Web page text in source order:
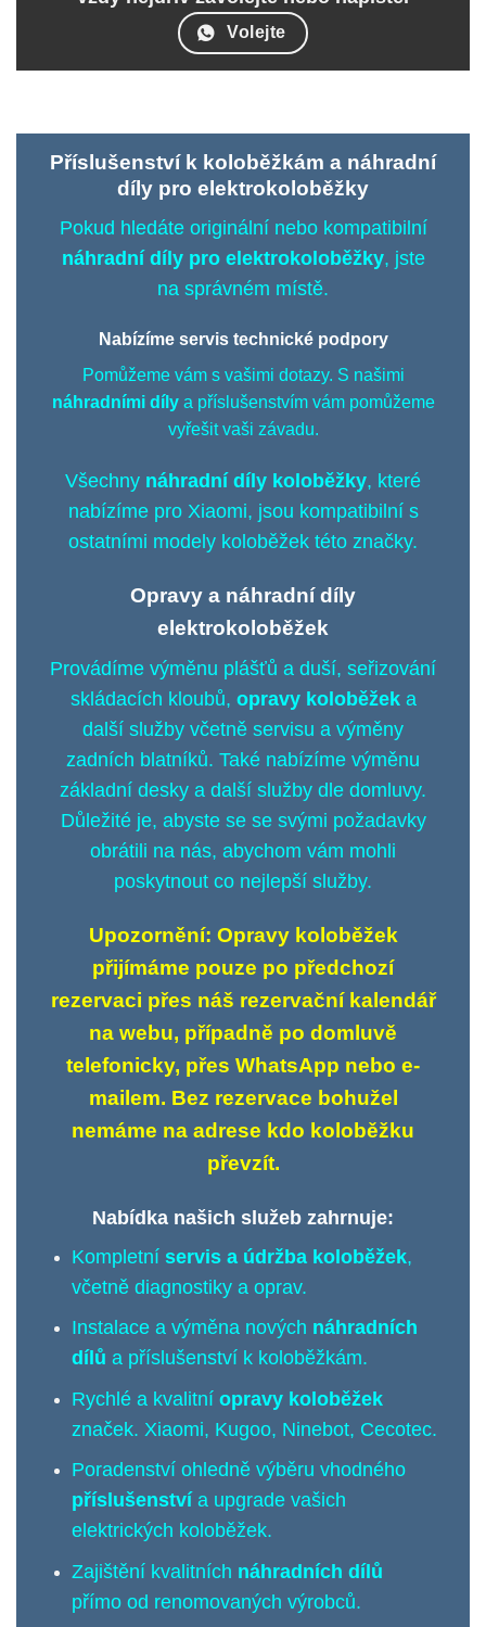
Volejte
Příslušenství k koloběžkám a náhradní
díly pro elektrokoloběžky
Pokud hledáte originální nebo kompatibilní
náhradní díly pro elektrokoloběžky, jste
na správném místě.
Nabízímeservistechnické podpory
Pomůžeme vám s vašimi dotazy. S našimi
náhradními dílya příslušenstvím vám pomůžeme
vyřešit vaši závadu.
Všechny náhradní díly koloběžky, které
nabízíme pro Xiaomi, jsou kompatibilní s
ostatními modely koloběžek této značky.
Opravy a náhradní díly
elektrokoloběžek
Provádíme výměnu plášťů a duší, seřizování
skládacích kloubů, opravy koloběžek a
další služby včetně servisu a výměny
zadních blatníků. Také nabízíme výměnu
základní desky a další služby dle domluvy.
Důležité je, abyste se se svými požadavky
obrátili na nás, abychom vám mohli
poskytnout co nejlepší služby.
Upozornění: Opravy koloběžek
přijímáme pouze po předchozí
rezervaci přes náš rezervační kalendář
na webu, případně po domluvě
telefonicky, přes WhatsApp nebo e-
mailem. Bez rezervace bohužel
nemáme na adrese kdo koloběžku
převzít.
Nabídka našich služeb zahrnuje:
Kompletní servis a údržba koloběžek,
včetně diagnostiky a oprav.
Instalace a výměna nových náhradních
dílů a příslušenství k koloběžkám.
Rychlé a kvalitní opravy koloběžek
značek. Xiaomi, Kugoo, Ninebot, Cecotec.
Poradenství ohledně výběru vhodného
příslušenstvía upgrade vašich
elektrických koloběžek.
Zajištění kvalitních náhradních dílů
přímo od renomovaných výrobců.